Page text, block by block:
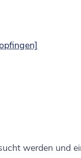
werden und